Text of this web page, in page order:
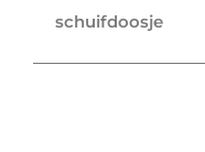
schuifdoosje